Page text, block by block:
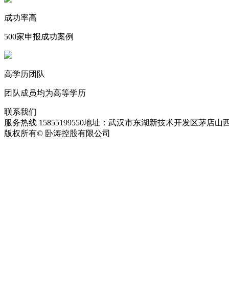
成功率高
500家申报成功案例
高学历团队
团队成员均为高等学历
联系我们
服务热线 15855199550地址：武汉市东湖新技术开发区茅店山
版权所有© 卧涛控股有限公司